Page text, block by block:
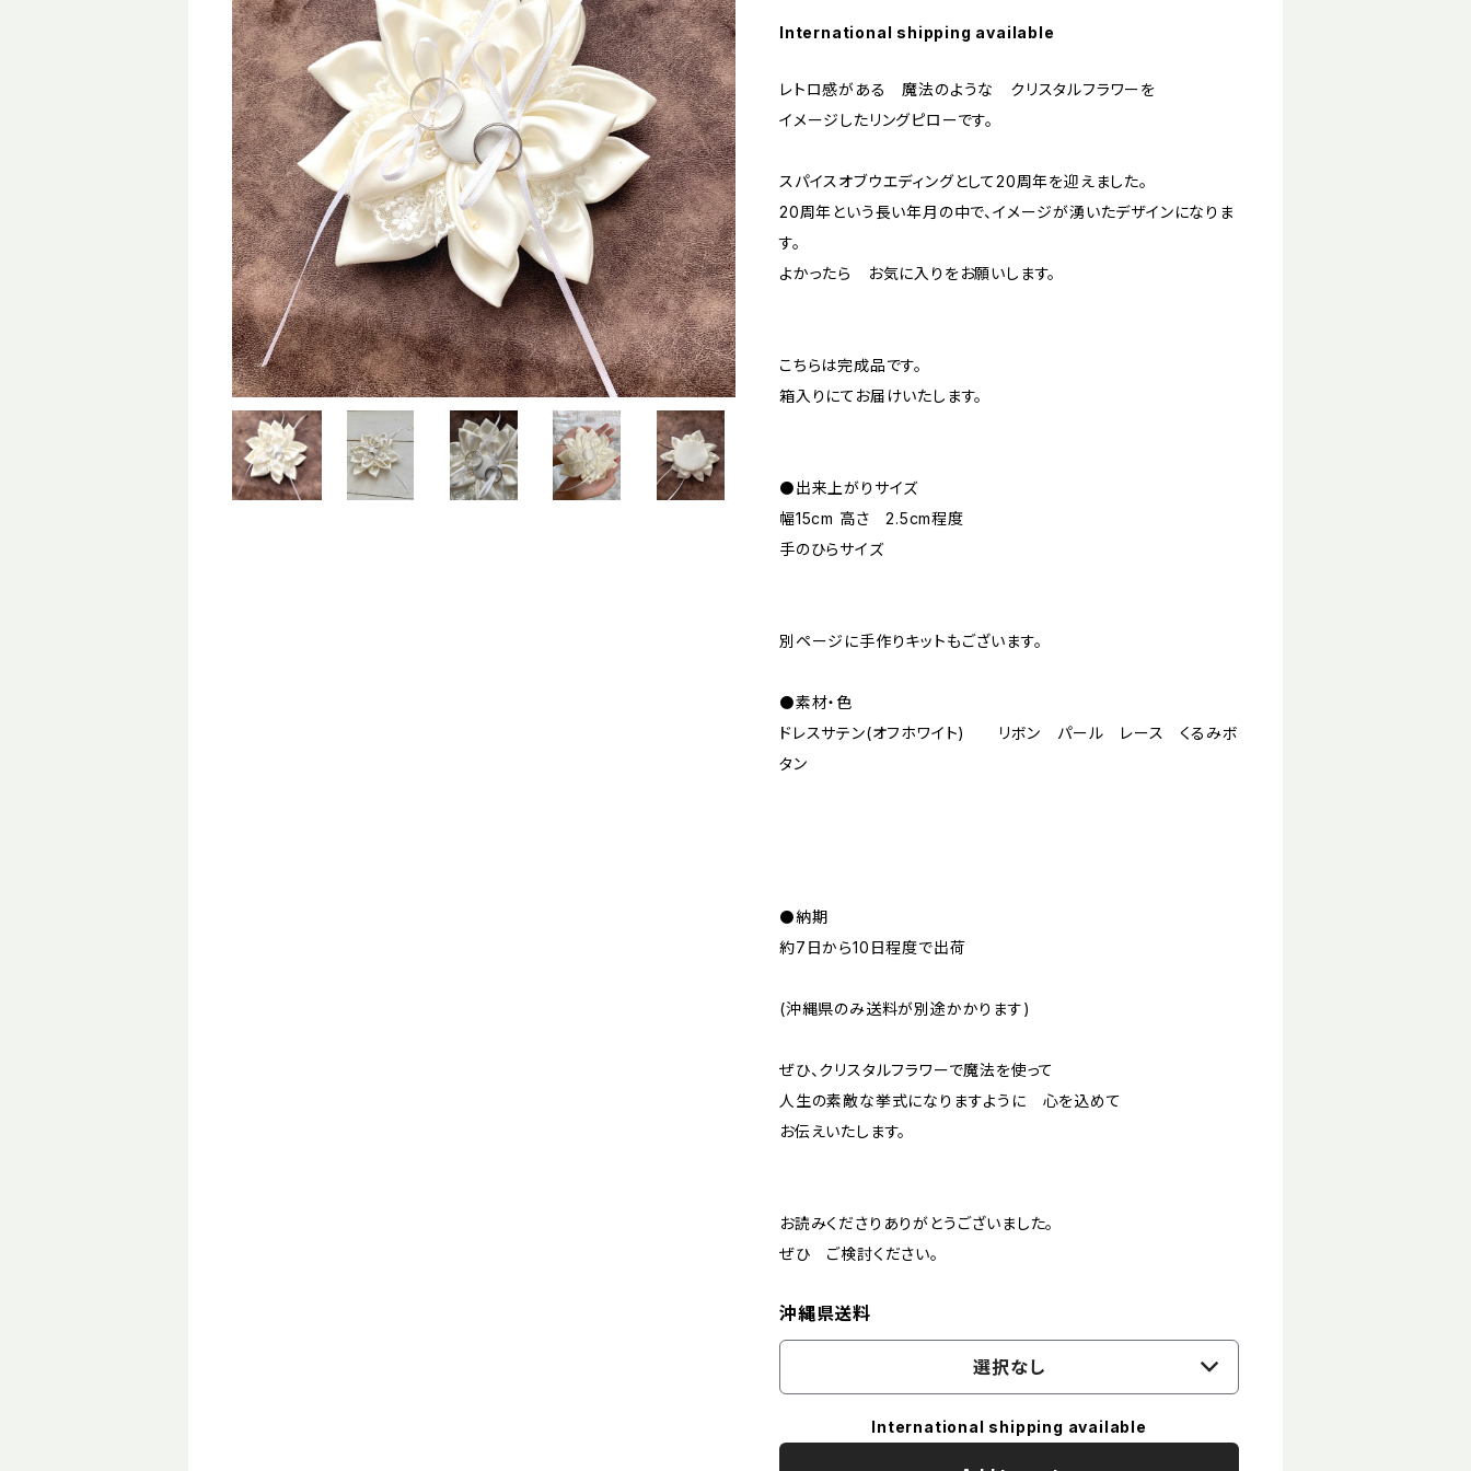
International shipping available
レトロ感がある 魔法のような クリスタルフラワーを
イメージしたリングピローです。
スパイスオブウエディングとして20周年を迎えました。
20周年という長い年月の中で、イメージが湧いたデザインになりま
す。
よかったら お気に入りをお願いします。
こちらは完成品です。
箱入りにてお届けいたします。
⚫️出来上がりサイズ
幅15cm 高さ 2.5cm程度
手のひらサイズ
別ページに手作りキットもございます。
⚫️素材・色
ドレスサテン(オフホワイト) リボン パール レース くるみボ
タン
⚫️納期
約7日から10日程度で出荷
(沖縄県のみ送料が別途かかります)
ぜひ、クリスタルフラワーで魔法を使って
人生の素敵な挙式になりますように 心を込めて
お伝えいたします。
お読みくださりありがとうございました。
ぜひ ご検討ください。
沖縄県送料
選択なし
International shipping available